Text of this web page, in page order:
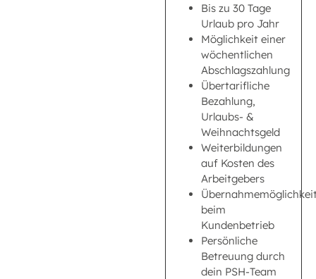
Bis zu 30 Tage
Urlaub pro Jahr
Möglichkeit einer
wöchentlichen
Abschlagszahlung
Übertarifliche
Bezahlung,
Urlaubs- &
Weihnachtsgeld
Weiterbildungen
auf Kosten des
Arbeitgebers
beim
Kundenbetrieb
Persönliche
Betreuung durch
dein PSH-Team